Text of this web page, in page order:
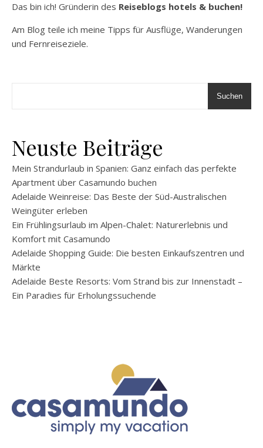
Das bin ich! Gründerin des Reiseblogs hotels & buchen!
Am Blog teile ich meine Tipps für Ausflüge, Wanderungen
und Fernreiseziele.
Suchen
Neuste Beiträge
Mein Strandurlaub in Spanien: Ganz einfach das perfekte
Apartment über Casamundo buchen
Adelaide Weinreise: Das Beste der Süd-Australischen
Weingüter erleben
Ein Frühlingsurlaub im Alpen-Chalet: Naturerlebnis und
Komfort mit Casamundo
Adelaide Shopping Guide: Die besten Einkaufszentren und
Märkte
Adelaide Beste Resorts: Vom Strand bis zur Innenstadt –
Ein Paradies für Erholungssuchende